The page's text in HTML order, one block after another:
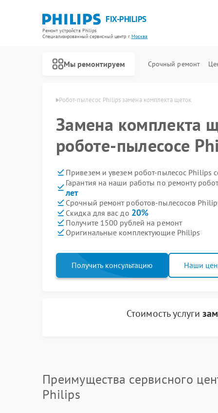
FIX-PHILIPS
Ремонт устройств Philips
Специализированный cервисный центр г.Москва
Мы ремонтируем Срочный ремонт
Робот-пылесос Philips замена комплекта щеток
Замена комплекта
роботе-пылесосе
Привезем и увезем робот-пылесос Philips
Гарантия на наши работы по ремонту
лет
Срочный ремонт роботов-пылесосов
Скидка для вас до 20%
Получите 1500 рублей на ремонт
Оригинальные комплектующие Philips
Получить консультацию Наши
Стоимость услуги
Преимущества сервисного
Philips